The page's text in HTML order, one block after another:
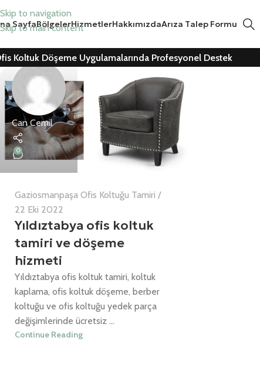
Skip to navigation
Skip to main content
SayfaBölgelerHizmetlerHakkımızdaArıza Talep Formu
Koltuk Döşeme Uygulamalarında Profesyonel Destek
Can Cemil
0
Gaziosmanpaşa Ofis Koltuğu Tamiri
22 Eki 2022
Yıldıztabya ofis koltuk
tamiri ve döşeme
hizmeti
Yıldıztabya ofis koltuk tamiri, koltuk
kaplama, ofis koltuk döşeme, berber
koltuğu ve ofis koltuğu yedek parça
değişimlerinde ücretsiz ...
Continue Reading